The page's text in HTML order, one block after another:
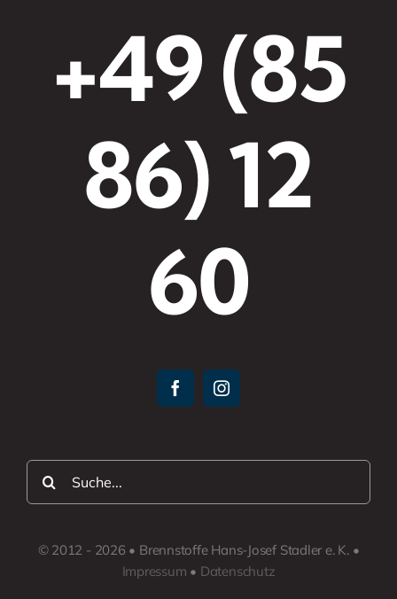
+49 (85
86) 12
60
Suche
nach:
© 2012 - 2026 • Brennstoffe Hans-Josef Stadler e. K. •
Impressum • Datenschutz